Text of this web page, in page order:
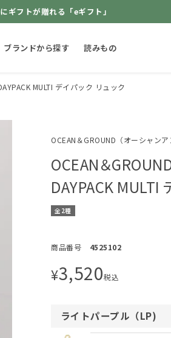
ギフトが贈れる「eギフト」
ブランドから探す 読みもの
MULTI デイパック リュック
OCEAN＆GROUND（オーシャンア
OCEAN＆
DAYPACK MULTI
全2種
商品番号 4525102
¥3,520税込
ライトパープル（LP)